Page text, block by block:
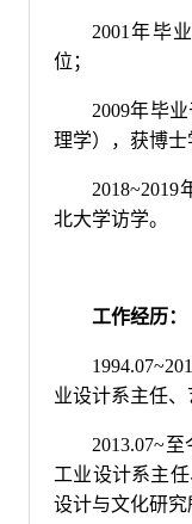
2001年毕
位；
2009年毕
理学），获博士
北大学访学。
工作经历：
业设计系主任、
2013.07~
工业设计系主
设计与文化研究